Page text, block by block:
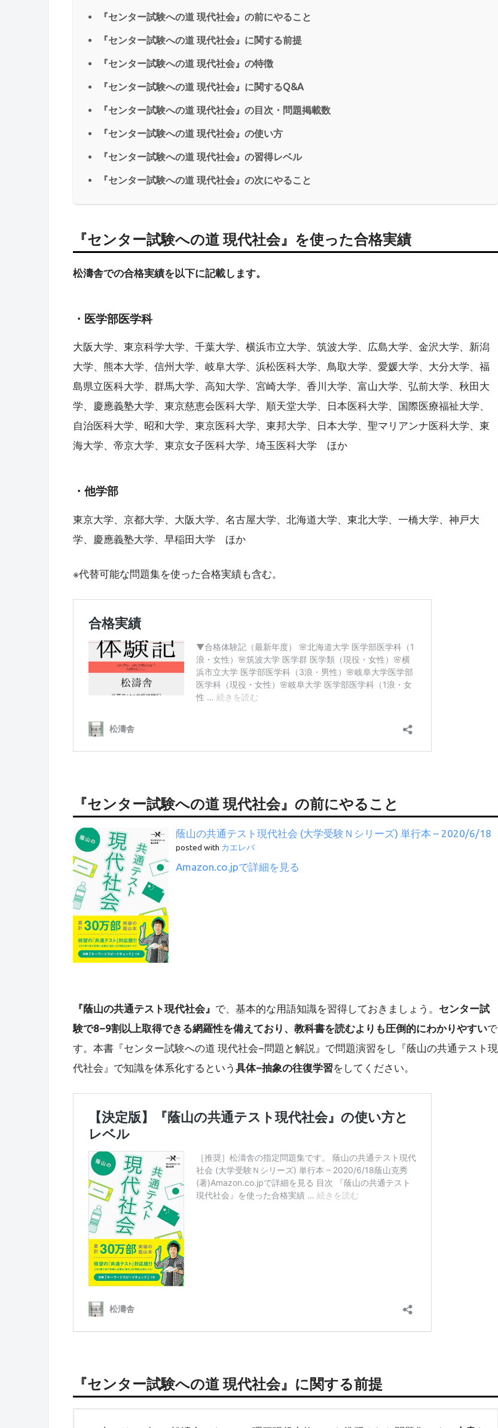
『センター試験への道 現代社会』の前にやること
『センター試験への道 現代社会』に関する前提
『センター試験への道 現代社会』の特徴
『センター試験への道 現代社会』に関するQ&A
『センター試験への道 現代社会』の目次・問題掲載数
『センター試験への道 現代社会』の使い方
『センター試験への道 現代社会』の習得レベル
『センター試験への道 現代社会』の次にやること
『センター試験への道 現代社会』を使った合格実績
松濤舎での合格実績を以下に記載します。
・医学部医学科
大阪大学、東京科学大学、千葉大学、横浜市立大学、筑波大学、広島大学、金沢大学、新潟
大学、熊本大学、信州大学、岐阜大学、浜松医科大学、鳥取大学、愛媛大学、大分大学、福
島県立医科大学、群馬大学、高知大学、宮崎大学、香川大学、富山大学、弘前大学、秋田大
学、慶應義塾大学、東京慈恵会医科大学、順天堂大学、日本医科大学、国際医療福祉大学、
自治医科大学、昭和大学、東京医科大学、東邦大学、日本大学、聖マリアンナ医科大学、東
海大学、帝京大学、東京女子医科大学、埼玉医科大学 ほか
・他学部
東京大学、京都大学、大阪大学、名古屋大学、北海道大学、東北大学、一橋大学、神戸大
学、慶應義塾大学、早稲田大学 ほか
※代替可能な問題集を使った合格実績も含む。
『センター試験への道 現代社会』の前にやること
蔭山の共通テスト現代社会 (大学受験Ｎシリーズ) 単行本 – 2020/6/18
posted with カエレバ
Amazon.co.jpで詳細を見る
『蔭山の共通テスト現代社会』 で、基本的な用語知識を習得しておきましょう。 センター試
験で8−9割以上取得できる網羅性を備えており、教科書を読むよりも圧倒的にわかりやすいで
す。本書『センター試験への道 現代社会−問題と解説』で問題演習をし『蔭山の共通テスト現
代社会』で知識を体系化するという 具体−抽象の往復学習をしてください。
『センター試験への道 現代社会』に関する前提